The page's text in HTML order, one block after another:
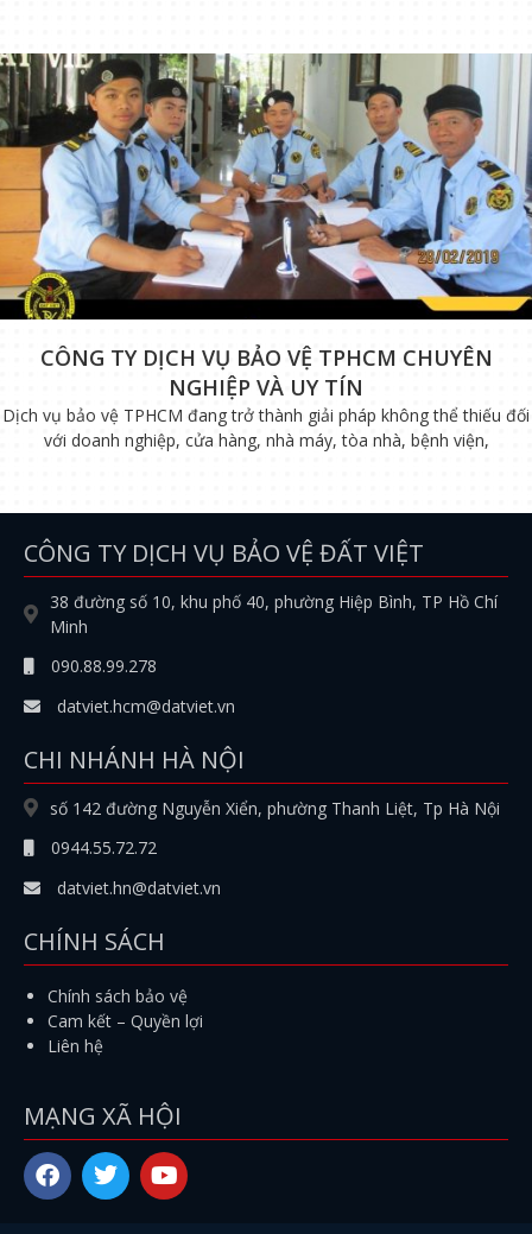
CÔNG TY DỊCH VỤ BẢO VỆ TPHCM CHUYÊN
NGHIỆP VÀ UY TÍN
Dịch vụ bảo vệ TPHCM đang trở thành giải pháp không thể thiếu đối
với doanh nghiệp, cửa hàng, nhà máy, tòa nhà, bệnh viện,
CÔNG TY DỊCH VỤ BẢO VỆ ĐẤT VIỆT
38 đường số 10, khu phố 40, phường Hiệp Bình, TP Hồ Chí
Minh
090.88.99.278
datviet.hcm@datviet.vn
CHI NHÁNH HÀ NỘI
số 142 đường Nguyễn Xiển, phường Thanh Liệt, Tp Hà Nội
0944.55.72.72
datviet.hn@datviet.vn
CHÍNH SÁCH
Chính sách bảo vệ
Cam kết – Quyền lợi
Liên hệ
MẠNG XÃ HỘI